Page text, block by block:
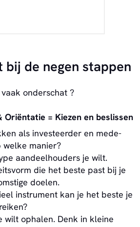
de negen stappen
onderschat ?
Oriëntatie = Kiezen en beslissen
als investeerder en mede-
welke manier?
aandeelhouders je wilt.
die het beste past bij je
doelen.
instrument kan je het beste je
wilt ophalen. Denk in kleine